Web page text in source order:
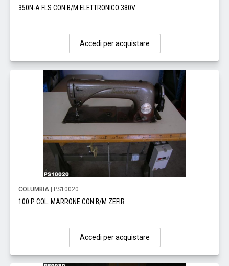
350N-A FLS CON B/M ELETTRONICO 380V
Accedi per acquistare
COLUMBIA | PS10020
100 P COL. MARRONE CON B/M ZEFIR
Accedi per acquistare